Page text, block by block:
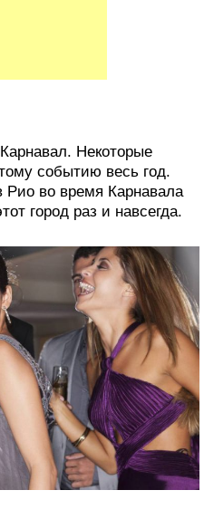
Некоторые
событию весь год.
Рио во время Карнавала
город раз и навсегда.